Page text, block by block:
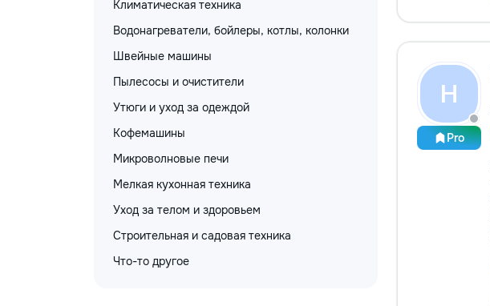
Климатическая техника
Водонагреватели, бойлеры, котлы, колонки
Швейные машины
Пылесосы и очистители
Утюги и уход за одеждой
Кофемашины
Микроволновые печи
Мелкая кухонная техника
Уход за телом и здоровьем
Строительная и садовая техника
Что-то другое
Н
Pro